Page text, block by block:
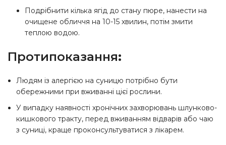
Подрібнити кілька ягід до стану пюре, нанести на
очищене обличчя на 10-15 хвилин, потім змити
теплою водою.
Протипоказання:
Людям із алергією на суницю потрібно бути
обережними при вживанні цієї рослини.
У випадку наявності хронічних захворювань шлунково-
кишкового тракту, перед вживанням відварів або чаю
з суниці, краще проконсультуватися з лікарем.